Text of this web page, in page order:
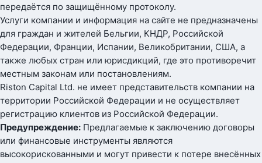
передаётся по защищённому протоколу.
Услуги компании и информация на сайте не предназначены
для граждан и жителей Бельгии, КНДР, Российской
Федерации, Франции, Испании, Великобритании, США, а
также любых стран или юрисдикций, где это противоречит
местным законам или постановлениям.
Riston Capital Ltd. не имеет представительств компании на
территории Российской Федерации и не осуществляет
регистрацию клиентов из Российской Федерации.
Предупреждение: Предлагаемые к заключению договоры
или финансовые инструменты являются
высокорискованными и могут привести к потере внесённых